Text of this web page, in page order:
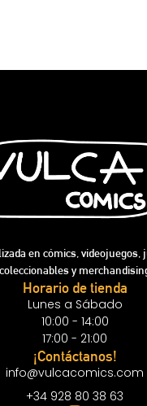
en cómics, videojuegos,
y
Horario de tienda
Lunes a Sábado
10:00 - 14:00
17:00 - 21:00
¡Contáctanos!
info@vulcacomics.com
+34 928 80 38 63